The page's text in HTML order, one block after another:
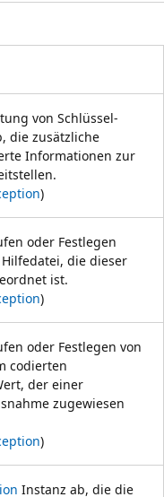
von Schlüssel-
die zusätzliche
Informationen zur
)
oder Festlegen
die dieser
ist.
)
oder Festlegen von
codierten
der einer
zugewiesen
)
Instanz ab, die die